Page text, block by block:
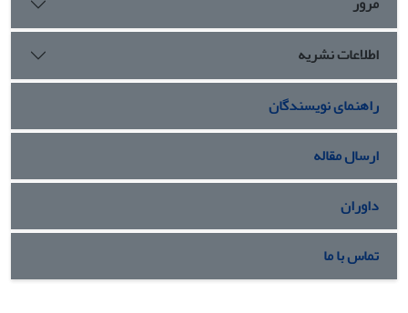
اطلاعات نشریه
راهنمای نویسندگان
ارسال مقاله
داوران
تماس با ما